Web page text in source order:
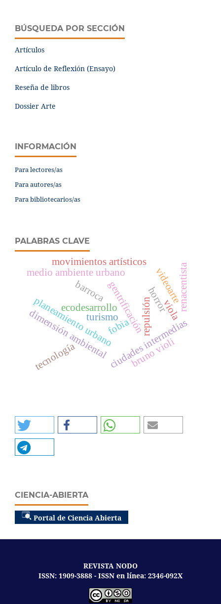
BÚSQUEDA POR SECCIÓN
Artículos
Artículo de Reflexión (Ensayo)
Reseña de libros
Dossier Arte
INFORMACIÓN
Para lectores/as
Para autores/as
Para bibliotecarios/as
PALABRAS CLAVE
gentrificación
ecodesarrollo repulsiónhorror
planeamiento urbanociudades intermedias
medio ambiente urbano
dimensión ambiental viola
videoarterenacentista
barroca
bruno violi
fobia
tecnología
movimientos artísticos
turismo
CIENCIA-ABIERTA
Portal de Ciencia Abierta
REVISTA NODO
ISSN: 1909-3888 - ISSN en línea: 2346-092X